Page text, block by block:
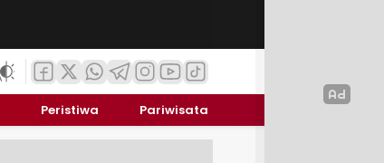
Peristiwa Pariwisata